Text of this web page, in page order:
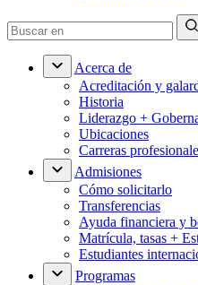
Acerca de
Acreditación y
Historia
Liderazgo +
Ubicaciones
Carreras
Admisiones
Cómo solicitarlo
Transferencias
Ayuda financiera y
Matrícula, tasas +
Estudiantes
Programas